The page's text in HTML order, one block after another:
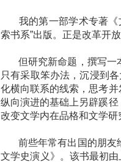
我的第一部学术专著《
索书系”出版。正是改革开
但研究新命题，撰写一
只有采取笨办法，沉浸到
化横向联系的线索，思考
纵向演进的基础上另辟蹊
改变文学内在品格和文学研
前些年常有出国的朋友
文学史演义》。该书最初